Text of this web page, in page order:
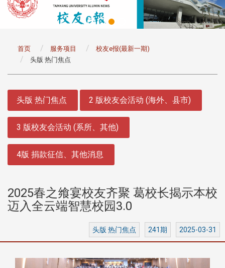
首页 服务项目
校友e报(最新一期)
头版 热门焦点
头版 热门焦点 2 版校友会活动 (海外、县市)
3 版校友会活动 (系所、其他)
4版 捐款征信、其他消息
2025春之飨宴校友齐聚 葛校长揭示本校
迈入全云端智慧校园3.0
头版 热门焦点 241期 2025-03-31